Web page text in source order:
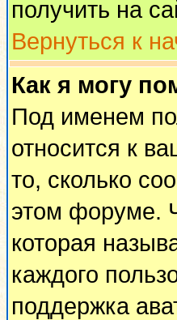
получить на
Вернуться к
Как я могу
Под именем
относится к
то, сколько
этом форуме.
которая
каждого
поддержка